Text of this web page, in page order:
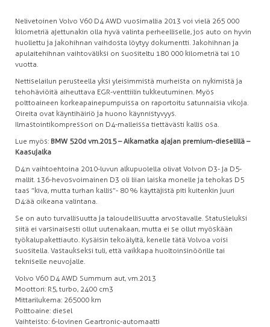
Nelivetoinen Volvo V60 D4 AWD vuosimallia 2013 voi vielä 265 000
kilometriä ajettunakin olla hyvä valinta perheelliselle, jos auto on hyvin
huollettu ja jakohihnan vaihdosta löytyy dokumentti. Jakohihnan ja
apulaitehihnan vaihtoväliksi on suositeltu 180 000 kilometriä tai 10
vuotta.
Nettiselailun perusteella yksi yleisimmistä murheista on nykimistä ja
tehohäviöitä aiheuttava EGR-venttiilin tukkeutuminen. Myös
polttoaineen korkeapainepumpuissa on raportoitu satunnaisia vikoja.
Oireita ovat käyntihäiriö ja huono käynnistyvyys.
Ilmastointikompressori on D4-malleissa tiettävästi kallis osa.
Lue myös: BMW 520d vm.2015 – Aikamatka ajajan premium-dieselillä –
Kaasujalka
D4:n vaihtoehtoina 2010-luvun alkupuolella olivat Volvon D3- ja D5-
mallit. 136-hevosvoimainen D3 oli liian laiska monelle ja tehokas D5
taas ”kiva, mutta turhan kallis”- 80 % käyttäjistä piti kuitenkin juuri
D4:ää oikeana valintana.
Se on auto turvallisuutta ja taloudellisuutta arvostavalle. Statusleluksi
siitä ei varsinaisesti ollut uutenakaan, mutta ei se ollut myöskään
työkalupakettiauto. Kysäisin tekoälyltä, kenelle tätä Volvoa voisi
suositella. Vastaukseksi tuli, että vaikkapa huoltoinsinöörille tai
tekniselle neuvojalle.
Volvo V60 D4 AWD Summum aut, vm.2013
Moottori: R5, turbo, 2400 cm3
Mittarilukema: 265 000 km
Polttoaine: diesel
Vaihteisto: 6-lovinen Geartronic-automaatti